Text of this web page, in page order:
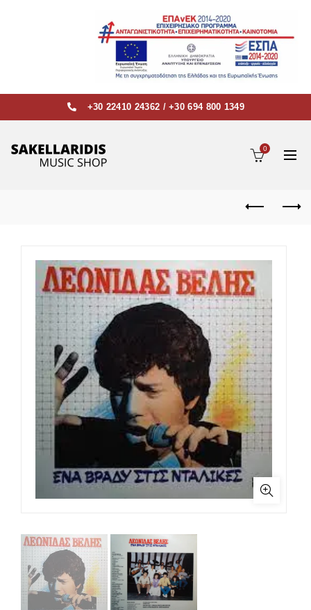
+30 22410 24362 /+30 694 800 1349
0